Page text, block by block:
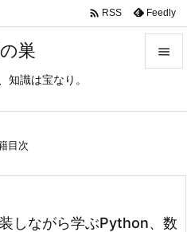
巣
知識は宝なり。

次へ
 RSS Feedly
目次
しながら学ぶPython、数